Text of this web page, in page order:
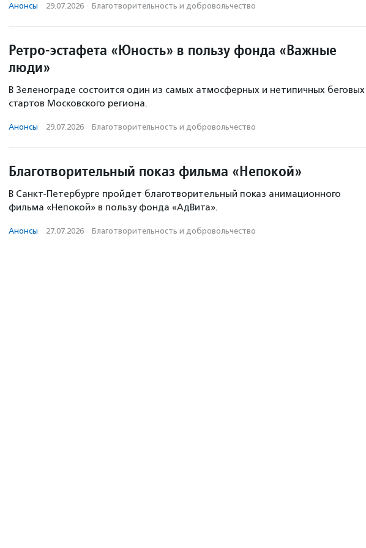
Анонсы · 29.07.2026 · Благотвори­тель­ность и доброволь­чест­во
Ретро-эстафета «Юность» в пользу фонда «Важные
люди»
В Зеленограде состоится один из самых атмосферных и нетипичных беговых
стартов Московского региона.
Анонсы · 29.07.2026 · Благотвори­тель­ность и доброволь­чест­во
Благотворительный показ фильма «Непокой»
В Санкт-Петербурге пройдет благотворительный показ анимационного
фильма «Непокой» в пользу фонда «АдВита».
Анонсы · 27.07.2026 · Благотвори­тель­ность и доброволь­чест­во